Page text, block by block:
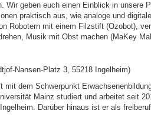
Wir geben euch einen Einblick in unsere
praktisch aus, wie analoge und
Robotern mit einem Filzstift (Ozobot),
Musik mit Obst machen (MaKey
Nansen-Platz 3, 55218 Ingelheim)
dem Schwerpunkt
Mainz studiert und arbeitet seit
Darüber hinaus ist er als